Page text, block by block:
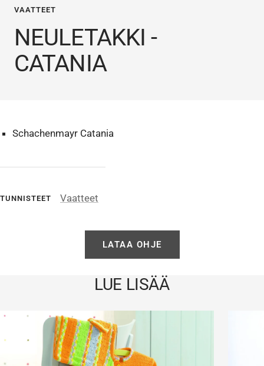
VAATTEET
NEULETAKKI -
CATANIA
TUNNISTEET Vaatteet
Schachenmayr Catania
LATAA OHJE
LUE LISÄÄ